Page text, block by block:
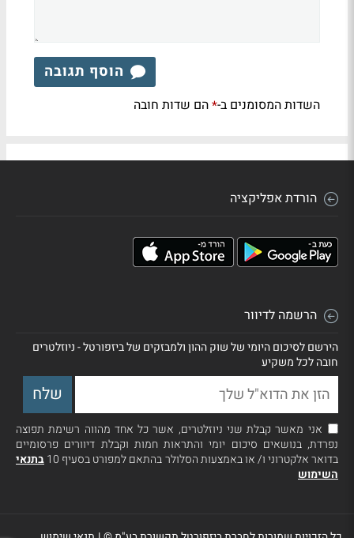
הוסף תגובה
השדות המסומנים ב-*הם שדות חובה
הורדת אפליקציה
הרשמה לדיוור
הירשם לסיכום היומי של שוק ההון ולמבזקים של ביזפורטל - ניוזלטרים
חובה לכל משקיע
אני מאשר קבלת שני ניוזלטרים, אשר כל אחד מהווה רשימת תפוצה
נפרדת, בנושאים סיכום יומי והתראות חמות וקבלת דיוורים פרסומיים
בדואר אלקטרוני ו/ או באמצעות הסלולר בהתאם למפורט בסעיף 10
בתנאי
השימוש